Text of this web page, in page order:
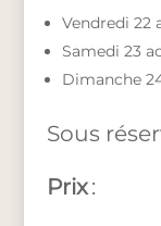
Vendredi 22
Samedi 23
Dimanche
Sous
Prix: